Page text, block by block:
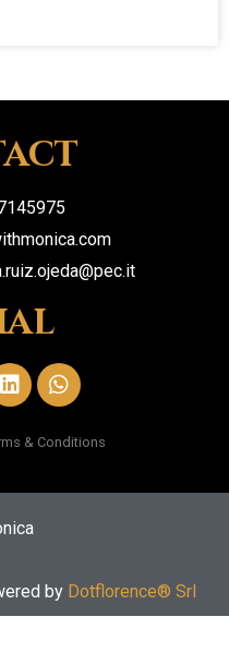
& Conditions
by Dotflorence® Srl